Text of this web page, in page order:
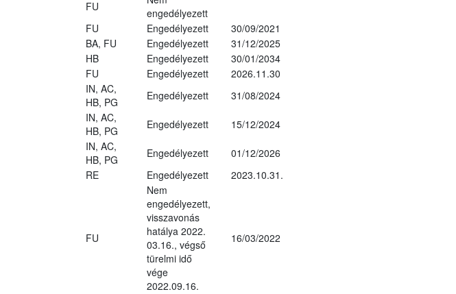
FU
engedélyezett
FU Engedélyezett
30/09/2021
BA, FU Engedélyezett
31/12/2025
HB Engedélyezett
30/01/2034
FU Engedélyezett
2026.11.30
IN, AC,
HB, PG
Engedélyezett 31/08/2024
IN, AC,
HB, PG
Engedélyezett 15/12/2024
IN, AC,
HB, PG
Engedélyezett
01/12/2026
RE Engedélyezett 2023.10.31.
FU
Nem
engedélyezett,
visszavonás
hatálya 2022.
03.16., végső
türelmi idő
vége
2022.09.16.
16/03/2022